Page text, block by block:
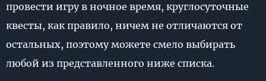
провести игру в ночное время, круглосуточные
квесты, как правило, ничем не отличаются от
остальных, поэтому можете смело выбирать
любой из представленного ниже списка.